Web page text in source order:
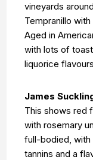
vineyards
Tempranillo
Aged in
with lots of
liquorice
James
This shows red
with rosemary
full-bodied, with
tannins and a